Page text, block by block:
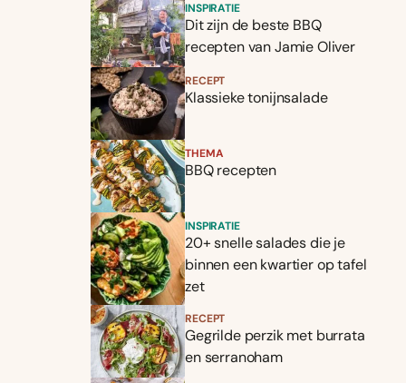
INSPIRATIE
Dit zijn de beste BBQ
recepten van Jamie Oliver
RECEPT
Klassieke tonijnsalade
THEMA
BBQ recepten
INSPIRATIE
20+ snelle salades die je
binnen een kwartier op tafel
zet
RECEPT
Gegrilde perzik met burrata
en serranoham